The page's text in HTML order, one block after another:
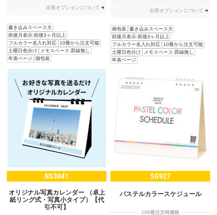
出荷オプションについて
書き込みスペース大
前後月表示:前後3ヶ月以上
フルカラー名入れ対応 10冊から注文可能
土曜日色分け
メモスペース:罫線無し
年表ページ
個包装
出荷オプションについて
個包装
書き込みスペース大
前後月表示:前後3ヶ月以上
フルカラー名入れ対応 10冊から注文可能
土曜日色分け
メモスペース:罫線無し
年表ページ
NS3041
オリジナル写真カレンダー （卓上
紙リング式・写真小タイプ）【代
引不可】
SG927
パステルカラースケジュール
100冊注文時価格